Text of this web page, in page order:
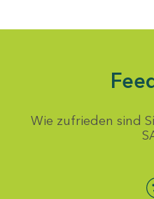
Wie zufrieden sind